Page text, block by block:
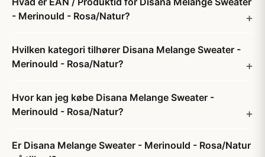
- Merinould - Rosa/Natur?
Hvilken kategori tilhører Disana Melange Sweater -
Merinould - Rosa/Natur?
Hvor kan jeg købe Disana Melange Sweater -
Merinould - Rosa/Natur?
Er Disana Melange Sweater - Merinould - Rosa/Natur